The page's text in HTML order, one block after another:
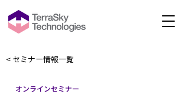
< セミナー情報一覧
オンラインセミナー